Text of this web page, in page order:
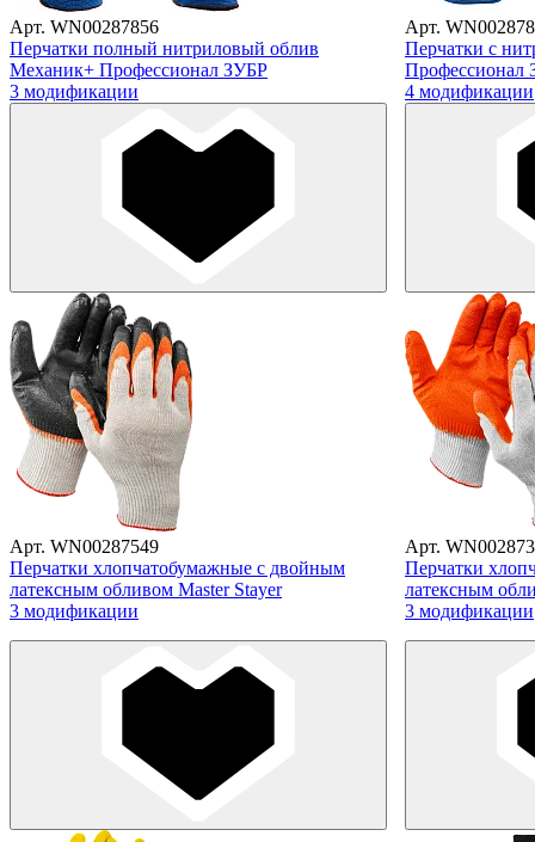
Арт. WN00287856
Перчатки полный нитриловый облив
Механик+ Профессионал ЗУБР
3 модификации
Арт.
Перчатки с
Профессионал
4 модификации
Арт. WN00287549
Перчатки хлопчатобумажные с двойным
латексным обливом Master Stayer
3 модификации
Арт.
Перчатки
латексным
3 модификации